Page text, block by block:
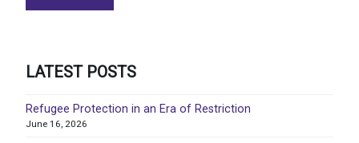
LATEST POSTS
Refugee Protection in an Era of Restriction
June 16, 2026